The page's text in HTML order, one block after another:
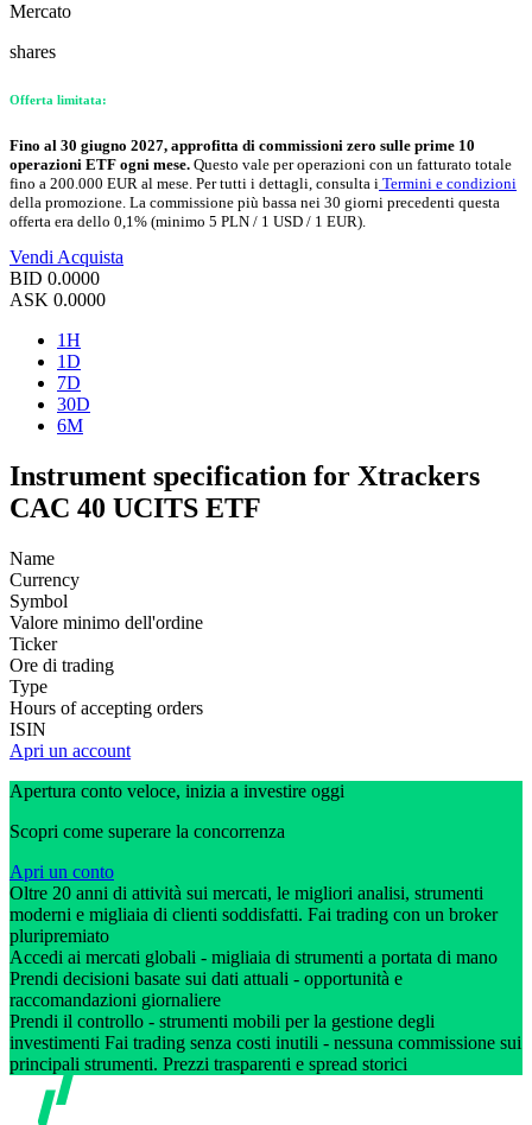
Mercato
shares
Offerta limitata:
Fino al 30 giugno 2027, approfitta di commissioni zero sulle prime 10
operazioni ETF ogni mese. Questo vale per operazioni con un fatturato totale
fino a 200.000 EUR al mese. Per tutti i dettagli, consulta i Termini e condizioni
della promozione. La commissione più bassa nei 30 giorni precedenti questa
offerta era dello 0,1% (minimo 5 PLN / 1 USD / 1 EUR).
Vendi Acquista
BID 0.0000
ASK 0.0000
1H
1D
7D
30D
6M
Instrument specification for Xtrackers
CAC 40 UCITS ETF
Name
Currency
Symbol
Valore minimo dell'ordine
Ticker
Ore di trading
Type
Hours of accepting orders
ISIN
Apri un account
Apertura conto veloce, inizia a investire oggi
Scopri come superare la concorrenza
Apri un conto
Oltre 20 anni di attività sui mercati, le migliori analisi, strumenti
moderni e migliaia di clienti soddisfatti. Fai trading con un broker
pluripremiato
Accedi ai mercati globali - migliaia di strumenti a portata di mano
Prendi decisioni basate sui dati attuali - opportunità e
raccomandazioni giornaliere
Prendi il controllo - strumenti mobili per la gestione degli
investimenti Fai trading senza costi inutili - nessuna commissione sui
principali strumenti. Prezzi trasparenti e spread storici